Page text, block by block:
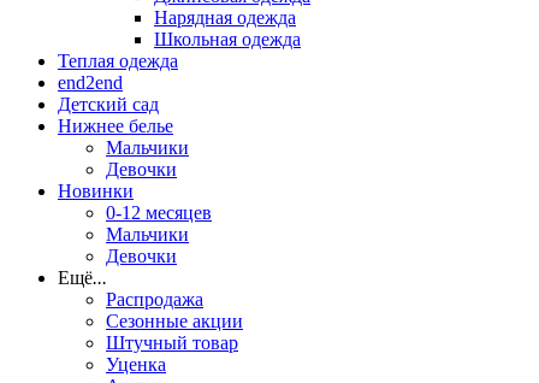
Нарядная одежда
Школьная одежда
Теплая одежда
end2end
Детский сад
Нижнее белье
Мальчики
Девочки
Новинки
0-12 месяцев
Мальчики
Девочки
Ещё...
Распродажа
Сезонные акции
Штучный товар
Уценка